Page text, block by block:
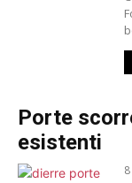
Porte
esistenti